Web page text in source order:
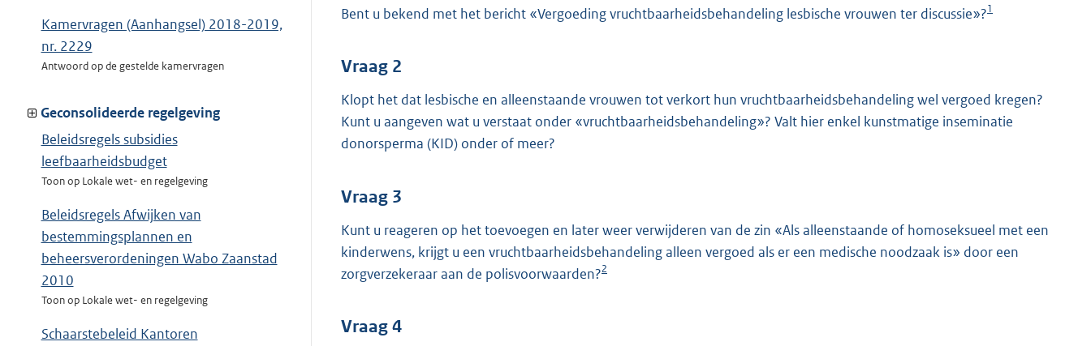
Kamervragen (Aanhangsel) 2018-2019,
nr. 2229
Antwoord op de gestelde kamervragen
Geconsolideerde regelgeving
Beleidsregels subsidies
leefbaarheidsbudget
Toon op Lokale wet- en regelgeving
Beleidsregels Afwijken van
bestemmingsplannen en
beheersverordeningen Wabo Zaanstad
2010
Toon op Lokale wet- en regelgeving
Schaarstebeleid Kantoren
o
e
:
Bent u bekend met het bericht «Vergoeding vruchtbaarheidsbehandeling lesbische vrouwen ter discussie»?1
Vraag 2
Klopt het dat lesbische en alleenstaande vrouwen tot verkort hun vruchtbaarheidsbehandeling wel vergoed kregen?
Kunt u aangeven wat u verstaat onder «vruchtbaarheidsbehandeling»? Valt hier enkel kunstmatige inseminatie
donorsperma (KID) onder of meer?
Vraag 3
Kunt u reageren op het toevoegen en later weer verwijderen van de zin «Als alleenstaande of homoseksueel met een
kinderwens, krijgt u een vruchtbaarheidsbehandeling alleen vergoed als er een medische noodzaak is» door een
zorgverzekeraar aan de polisvoorwaarden?2
Vraag 4